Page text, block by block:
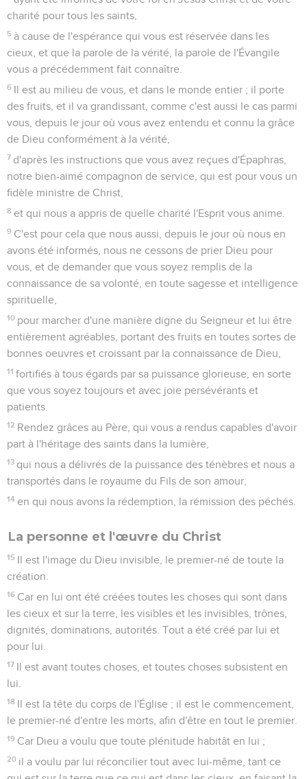
charité pour tous les saints,
5 à cause de l'espérance qui vous est réservée dans les
cieux, et que la parole de la vérité, la parole de l'Évangile
vous a précédemment fait connaître.
6 Il est au milieu de vous, et dans le monde entier ; il porte
des fruits, et il va grandissant, comme c'est aussi le cas parmi
vous, depuis le jour où vous avez entendu et connu la grâce
de Dieu conformément à la vérité,
7 d'après les instructions que vous avez reçues d'Épaphras,
notre bien-aimé compagnon de service, qui est pour vous un
fidèle ministre de Christ,
8 et qui nous a appris de quelle charité l'Esprit vous anime.
9 C'est pour cela que nous aussi, depuis le jour où nous en
avons été informés, nous ne cessons de prier Dieu pour
vous, et de demander que vous soyez remplis de la
connaissance de sa volonté, en toute sagesse et intelligence
spirituelle,
10 pour marcher d'une manière digne du Seigneur et lui être
entièrement agréables, portant des fruits en toutes sortes de
bonnes oeuvres et croissant par la connaissance de Dieu,
11 fortifiés à tous égards par sa puissance glorieuse, en sorte
que vous soyez toujours et avec joie persévérants et
patients.
12 Rendez grâces au Père, qui vous a rendus capables d'avoir
part à l'héritage des saints dans la lumière,
13 qui nous a délivrés de la puissance des ténèbres et nous a
transportés dans le royaume du Fils de son amour,
14 en qui nous avons la rédemption, la rémission des péchés.
La personne et l'œuvre du Christ
15 Il est l'image du Dieu invisible, le premier-né de toute la
création.
16 Car en lui ont été créées toutes les choses qui sont dans
les cieux et sur la terre, les visibles et les invisibles, trônes,
dignités, dominations, autorités. Tout a été créé par lui et
pour lui.
17 Il est avant toutes choses, et toutes choses subsistent en
lui.
18 Il est la tête du corps de l'Église ; il est le commencement,
le premier-né d'entre les morts, afin d'être en tout le premier.
19 Car Dieu a voulu que toute plénitude habitât en lui ;
20 il a voulu par lui réconcilier tout avec lui-même, tant ce